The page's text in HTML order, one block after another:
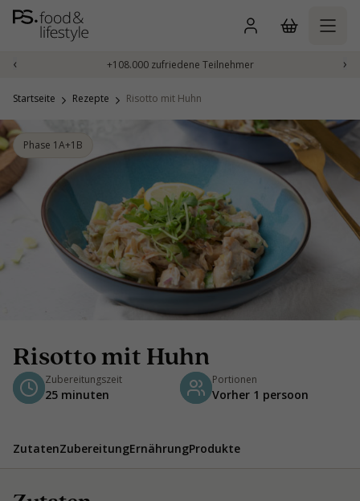
Zum
Inhalt
springen
‹ +108.000 zufriedene Teilnehmer ›
Startseite Rezepte Risotto mit Huhn
Phase 1A+1B
Risotto mit Huhn
Zubereitungszeit
25 minuten
Portionen
Vorher 1 persoon
ZutatenZubereitungErnährungProdukte